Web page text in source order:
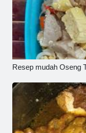
Resep mudah Oseng